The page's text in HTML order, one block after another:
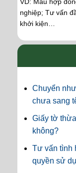
nghiệp; Tư vấn
khởi kiện…
Chuyển
chưa sang
Giấy tờ
không?
Tư vấn tình
quyền sử